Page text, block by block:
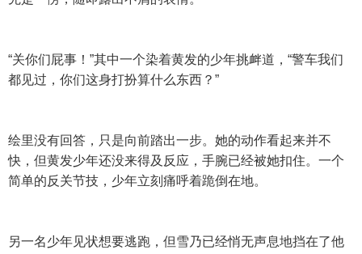
“关你们屁事！”其中一个染着黄发的少年挑衅道，“警车我们
都见过，你们这身打扮算什么东西？”
绘里没有回答，只是向前踏出一步。她的动作看起来并不
快，但黄发少年还没来得及反应，手腕已经被她扣住。一个
简单的反关节技，少年立刻痛呼着跪倒在地。
另一名少年见状想要逃跑，但雪乃已经悄无声息地挡在了他